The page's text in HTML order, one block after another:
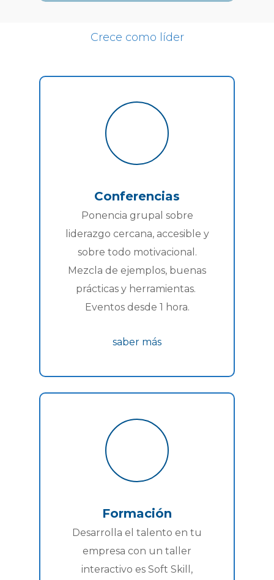
Crece como líder
Conferencias
Ponencia grupal sobre
liderazgo cercana, accesible y
sobre todo motivacional.
Mezcla de ejemplos, buenas
prácticas y herramientas.
Eventos desde 1 hora.
saber más
Formación
Desarrolla el talento en tu
empresa con un taller
interactivo es Soft Skill,